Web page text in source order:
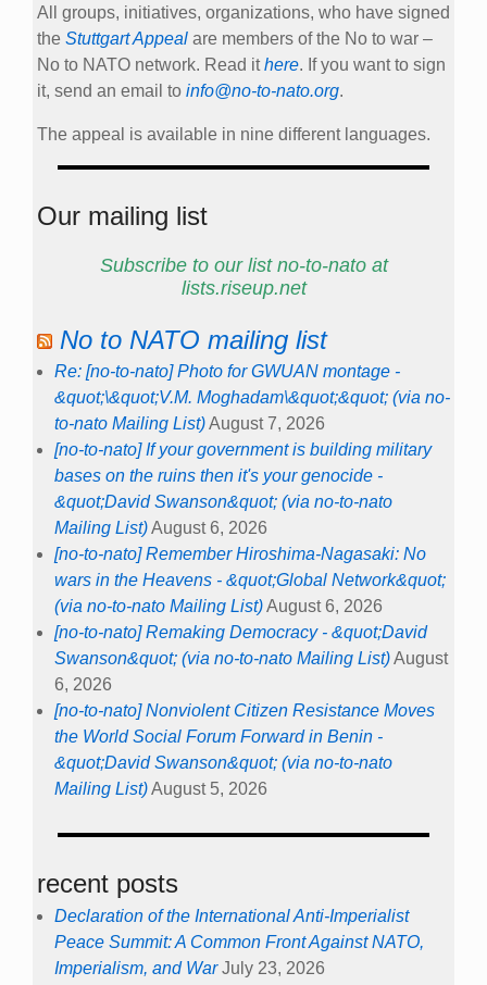
All groups, initiatives, organizations, who have signed
the Stuttgart Appeal are members of the No to war –
No to NATO network. Read ithere. If you want to sign
it, send an email to info@no-to-nato.org.
The appeal is available in nine different languages.
Our mailing list
Subscribe to our list no-to-nato at
lists.riseup.net
No to NATO mailing list
Re: [no-to-nato] Photo for GWUAN montage -
&quot;\&quot;V.M. Moghadam\&quot;&quot; (via no-
to-nato Mailing List)August 7, 2026
[no-to-nato] If your government is building military
bases on the ruins then it's your genocide -
&quot;David Swanson&quot; (via no-to-nato
Mailing List)August 6, 2026
[no-to-nato] Remember Hiroshima-Nagasaki: No
wars in the Heavens - &quot;Global Network&quot;
(via no-to-nato Mailing List)August 6, 2026
[no-to-nato] Remaking Democracy - &quot;David
Swanson&quot; (via no-to-nato Mailing List)August
6, 2026
[no-to-nato] Nonviolent Citizen Resistance Moves
the World Social Forum Forward in Benin -
&quot;David Swanson&quot; (via no-to-nato
Mailing List)August 5, 2026
recent posts
Declaration of the International Anti-Imperialist
Peace Summit: A Common Front Against NATO,
Imperialism, and War July 23, 2026